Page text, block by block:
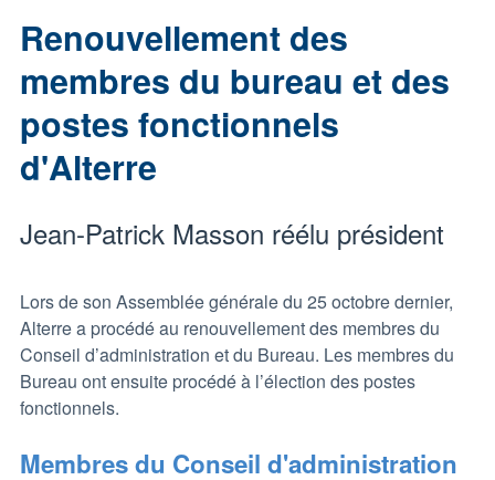
Renouvellement des
membres du bureau et des
postes fonctionnels
d'Alterre
Jean-Patrick Masson réélu président
Lors de son Assemblée générale du 25 octobre dernier,
Alterre a procédé au renouvellement des membres du
Conseil d’administration et du Bureau. Les membres du
Bureau ont ensuite procédé à l’élection des postes
fonctionnels.
Membres du Conseil d'administration